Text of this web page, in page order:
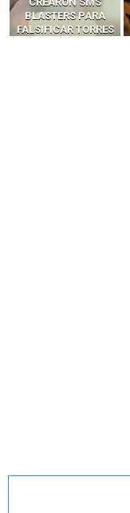
SE CONVIRTIERON
EN LA SUPERFICIE